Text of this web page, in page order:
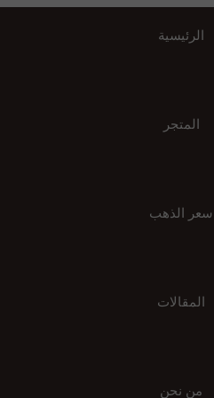
الرئيسية
المتجر
سعر الذهب
المقالات
من نحن